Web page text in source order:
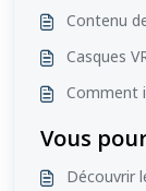
Contenu
Casques
Comment
Vous
Découvrir